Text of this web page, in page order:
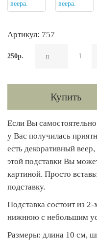
Артикул: 757
250р.
Купить
Если Вы
у Вас получилась
есть декоративный
этой подставки Вы
картиной. Просто
подставку.
Подставка состоит из 2-
нижнюю с небольшим
Размеры: длина 10 см,